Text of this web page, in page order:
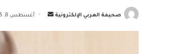
صحيفة العربي الإلكترونية
أرسل أغسطس 8, 2025